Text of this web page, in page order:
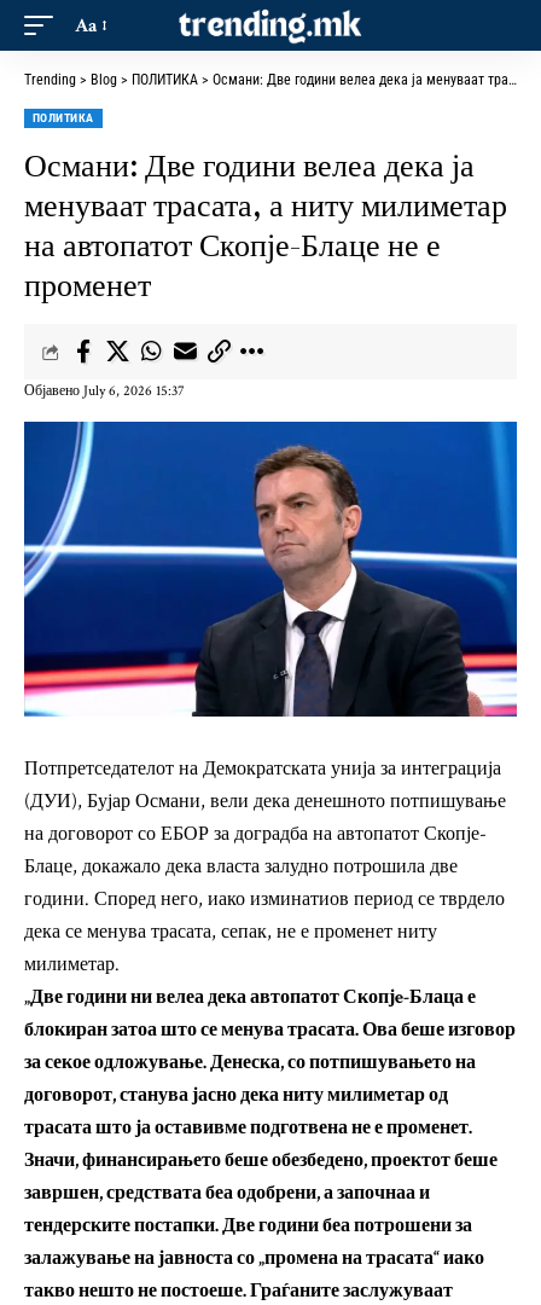
Aa
Trending > Blog > ПОЛИТИКА > Османи: Две години велеа дека ја менуваат трасата, а ниту милиметар на автопатот Скопје-Блаце не е променет
ПОЛИТИКА
Османи: Две години велеа дека ја
менуваат трасата, а ниту милиметар
на автопатот Скопје-Блаце не е
променет
Објавено July 6, 2026 15:37
Потпретседателот на Демократската унија за интеграција
(ДУИ), Бујар Османи, вели дека денешното потпишување
на договорот со ЕБОР за доградба на автопатот Скопје-
Блаце, докажало дека власта залудно потрошила две
години. Според него, иако изминатиов период се тврдело
дека се менува трасата, сепак, не е променет ниту
милиметар.
„Две години ни велеа дека автопатот Скопјe-Блаца е
блокиран затоа што се менува трасата. Ова беше изговор
за секое одложување. Денеска, со потпишувањето на
договорот, станува јасно дека ниту милиметар од
трасата што ја оставивме подготвена не е променет.
Значи, финансирањето беше обезбедено, проектот беше
завршен, средствата беа одобрени, а започнаа и
тендерските постапки. Две години беа потрошени за
залажување на јавноста со „промена на трасата“ иако
такво нешто не постоеше. Граѓаните заслужуваат